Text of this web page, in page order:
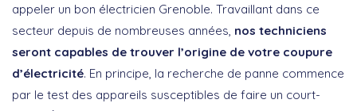
appeler un bon électricien Grenoble. Travaillant dans ce
secteur depuis de nombreuses années, nos techniciens
seront capables de trouver l’origine de votre coupure
d’électricité. En principe, la recherche de panne commence
par le test des appareils susceptibles de faire un court-